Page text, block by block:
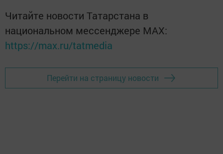
Читайте новости Татарстана в
национальном мессенджере MАХ:
https://max.ru/tatmedia
Перейти на страницу новости